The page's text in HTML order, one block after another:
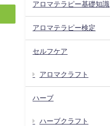
アロマテラピー基礎知識
アロマテラピー検定
セルフケア
アロマクラフト
ハーブ
ハーブクラフト